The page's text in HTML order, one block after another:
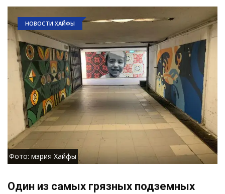
НОВОСТИ ХАЙФЫ
Фото: мэрия Хайфы
Один из самых грязных подземных